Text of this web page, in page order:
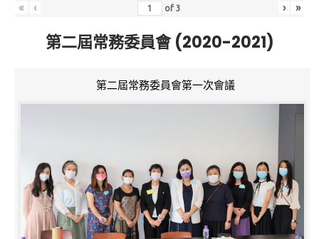
« ‹ of3 › »
第二屆常務委員會 (2020-2021)
第二屆常務委員會第一次會議